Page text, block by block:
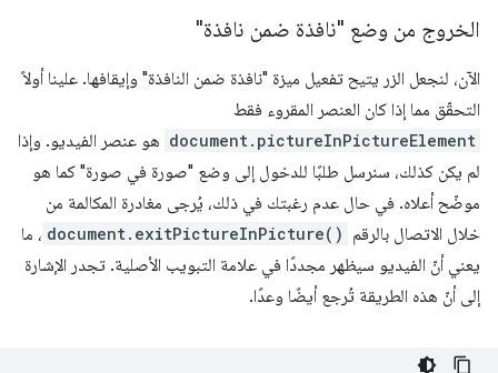
الخروج من وضع "نافذة ضمن نافذة"
الآن، لنجعل الزر يتيح تفعيل ميزة "نافذة ضمن النافذة" وإيقافها. علينا أولاً
التحقّق مما إذا كان العنصر المقروء فقط
document.pictureInPictureElement هو عنصر الفيديو. وإذا
لم يكن كذلك، سنرسل طلبًا للدخول إلى وضع "صورة في صورة" كما هو
موضّح أعلاه. في حال عدم رغبتك في ذلك، يُرجى مغادرة المكالمة من
خلال الاتصال بالرقم document.exitPictureInPicture() ، ما
يعني أنّ الفيديو سيظهر مجددًا في علامة التبويب الأصلية. تجدر الإشارة
إلى أنّ هذه الطريقة تُرجع أيضًا وعدًا.